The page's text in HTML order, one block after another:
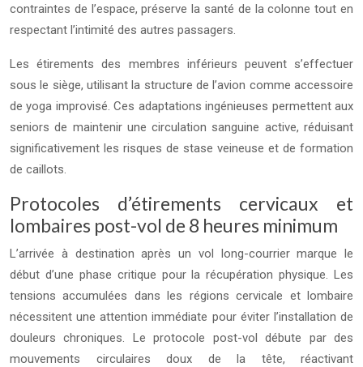
contraintes de l’espace, préserve la santé de la colonne tout en
respectant l’intimité des autres passagers.
Les étirements des membres inférieurs peuvent s’effectuer
sous le siège, utilisant la structure de l’avion comme accessoire
de yoga improvisé. Ces adaptations ingénieuses permettent aux
seniors de maintenir une circulation sanguine active, réduisant
significativement les risques de stase veineuse et de formation
de caillots.
Protocoles d’étirements cervicaux et
lombaires post-vol de 8 heures minimum
L’arrivée à destination après un vol long-courrier marque le
début d’une phase critique pour la récupération physique. Les
tensions accumulées dans les régions cervicale et lombaire
nécessitent une attention immédiate pour éviter l’installation de
douleurs chroniques. Le protocole post-vol débute par des
mouvements circulaires doux de la tête, réactivant